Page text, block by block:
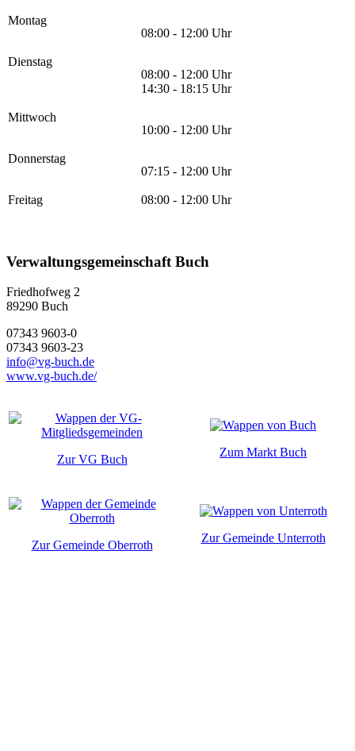
Montag
08:00 - 12:00 Uhr
Dienstag
08:00 - 12:00 Uhr
14:30 - 18:15 Uhr
Mittwoch
10:00 - 12:00 Uhr
Donnerstag
07:15 - 12:00 Uhr
Freitag 08:00 - 12:00 Uhr
Verwaltungsgemeinschaft Buch
Friedhofweg 2
89290 Buch
07343 9603-0
07343 9603-23
info@vg-buch.de
www.vg-buch.de/
Zur VG Buch
Zum Markt Buch
Zur Gemeinde Oberroth
Zur Gemeinde Unterroth